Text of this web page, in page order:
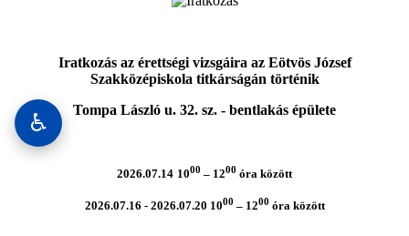
Iratkozás az érettségi vizsgáira az Eötvös József
Szakközépiskola titkárságán történik
Tompa László u. 32. sz. - bentlakás épülete
2026.07.14 1000 – 1200 óra között
2026.07.16 - 2026.07.20 1000 – 1200 óra között
♿